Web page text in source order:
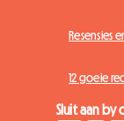
Resensies
12 goeie
Sluit aan by